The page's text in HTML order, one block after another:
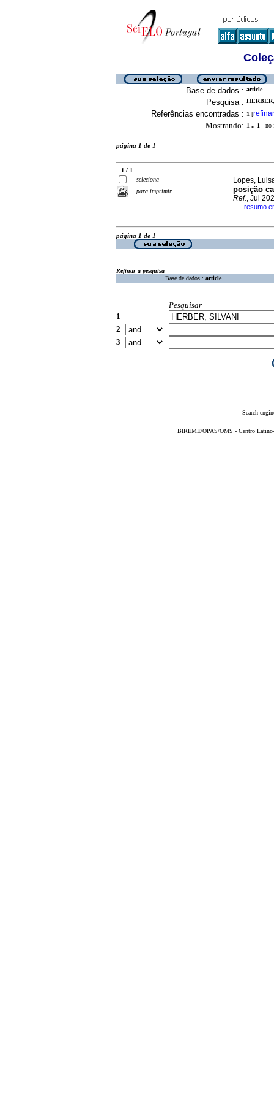
Base de dados : article
Pesquisa :
Referências encontradas : 1 [refinar
Mostrando: 1 .. 1 no
página 1 de 1
1 / 1
seleciona
para imprimir
Lopes,
posição
Ref., Jul
· resumo
página 1 de 1
Refinar a pesquisa
Base de dados : article
Pesquisar
1
2
3
Search
BIREME/OPAS/OMS - Centro Latino-